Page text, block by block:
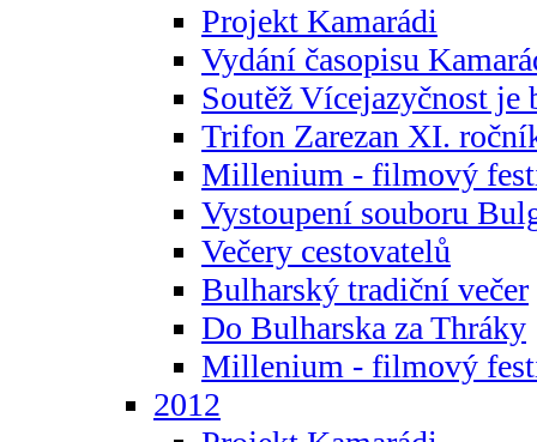
Projekt Kamarádi
Vydání časopisu
Soutěž Vícejazyčnost je
Trifon Zarezan XI.
Millenium - filmový
Vystoupení souboru
Večery cestovatelů
Bulharský tradiční večer
Do Bulharska za Thráky
Millenium - filmový
2012